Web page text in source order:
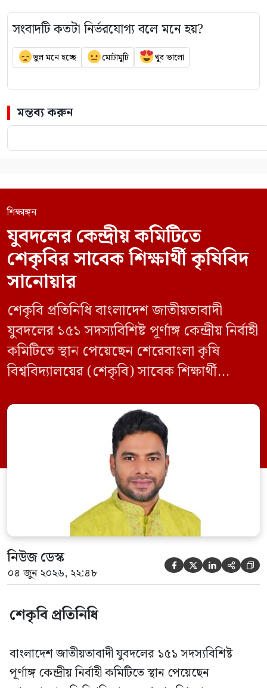
সংবাদটি কতটা নির্ভরযোগ্য বলে মনে হয়?
ভুল মনে হচ্ছে মোটামুটি খুব ভালো
মন্তব্য করুন
শিক্ষাঙ্গন
যুবদলের কেন্দ্রীয় কমিটিতে
শেকৃবির সাবেক শিক্ষার্থী কৃষিবিদ
সানোয়ার
শেকৃবি প্রতিনিধি বাংলাদেশ জাতীয়তাবাদী
যুবদলের ১৫১ সদস্যবিশিষ্ট পূর্ণাঙ্গ কেন্দ্রীয় নির্বাহী
কমিটিতে স্থান পেয়েছেন শেরেবাংলা কৃষি
বিশ্ববিদ্যালয়ের (শেকৃবি) সাবেক শিক্ষার্থী
তাকে কেন্দ্রীয় কৃষি বিষয়ক সম্পাদক হিসেবে
দায়িত্ব দেওয়া হয়েছে। বৃহস্পতিবার বিএনপির
সিনিয়র যুগ্ম মহাসচিব রুহুল কবির রিজভী
স্বাক্ষরিত এক বিজ্ঞপ্তিতে নতুন কমিটির
অনুমোদনের বিষয়টি জানানো হয়। কমিটিতে
আব্দুল মোনায়েম মুন্নাকে সভাপতি […]
নিউজ ডেস্ক
০৪ জুন ২০২৬, ২২:৪৮     
শেকৃবি প্রতিনিধি
বাংলাদেশ জাতীয়তাবাদী যুবদলের ১৫১ সদস্যবিশিষ্ট
পূর্ণাঙ্গ কেন্দ্রীয় নির্বাহী কমিটিতে স্থান পেয়েছেন